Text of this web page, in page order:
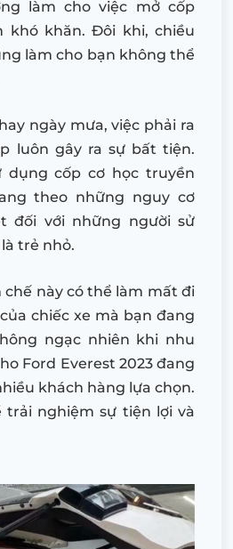
làm cho việc mở cốp
khó khăn. Đôi khi, chiều
làm cho bạn không thể
ngày mưa, việc phải ra
luôn gây ra sự bất tiện.
dụng cốp cơ học truyền
theo những nguy cơ
đối với những người sử
trẻ nhỏ.
chế này có thể làm mất đi
chiếc xe mà bạn đang
ngạc nhiên khi nhu
Ford Everest 2023 đang
khách hàng lựa chọn.
trải nghiệm sự tiện lợi và